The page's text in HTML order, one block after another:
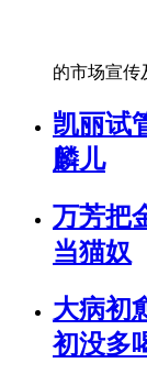
的市场宣传
凯丽试
麟儿
万芳把
当猫奴
大病初
初没多